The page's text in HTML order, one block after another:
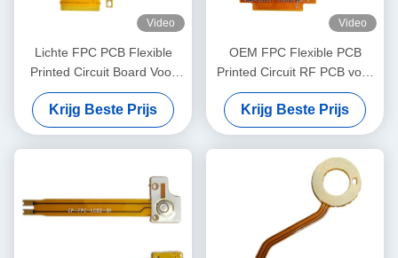
Video
Lichte FPC PCB Flexible
Printed Circuit Board Voor
Server Computer
Krijg Beste Prijs
Video
OEM FPC Flexible PCB
Printed Circuit RF PCB voor
psychologisch
therapieapparaat
Krijg Beste Prijs